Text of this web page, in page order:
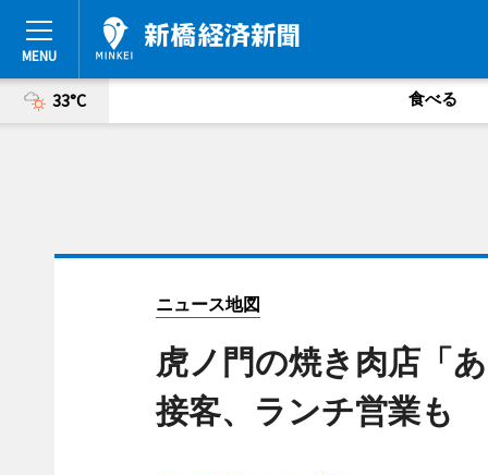
33°C 食べる
ニュース地図
虎ノ門の焼き肉店「
接客、ランチ営業も